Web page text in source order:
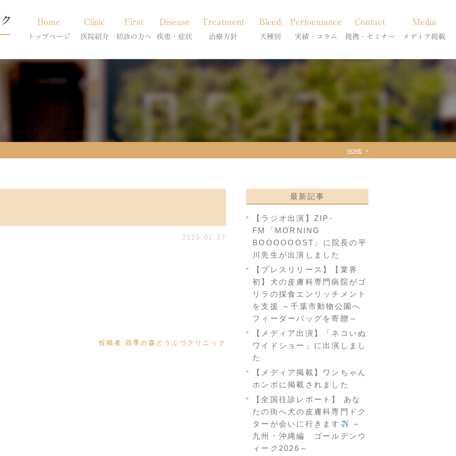
Home
トップページ
Clinic
医院紹介
当院のご紹介
First
初診の方へ
Disease
疾患・症状
アトピー・アレルギー
膿皮症・脂漏症
脱毛症・アロペシアX
Treatment
治療方針
皮膚科特別診療
スキンケア療法
Bleed
犬種別
柴犬の皮膚病
シーズーの皮膚病
フレンチブルドッグの皮膚病
Perfoemance
実績・コラム
犬種別
症状別
Contact
提携・セミナー
診療提携・セミナー開催
Media
メディア掲載
メディア掲載
HOME
2025.02.27
投稿者: 四季の森どうぶつクリニック
最新記事
【ラジオ出演】ZIP-
FM「MORNING
BOOOOOOST」に院長の平
川先生が出演しました
【プレスリリース】【業界
初】犬の皮膚科専門病院がゴ
リラの採食エンリッチメント
を支援 ～千葉市動物公園へ
フィーダーバッグを寄贈～
【メディア出演】「ネコいぬ
ワイドショー」に出演しまし
た
【メディア掲載】ワンちゃん
ホンポに掲載されました
【全国往診レポート】 あな
たの街へ犬の皮膚科専門ドク
ターが会いに行きます
～
九州・沖縄編 ゴールデンウ
ィーク2026～